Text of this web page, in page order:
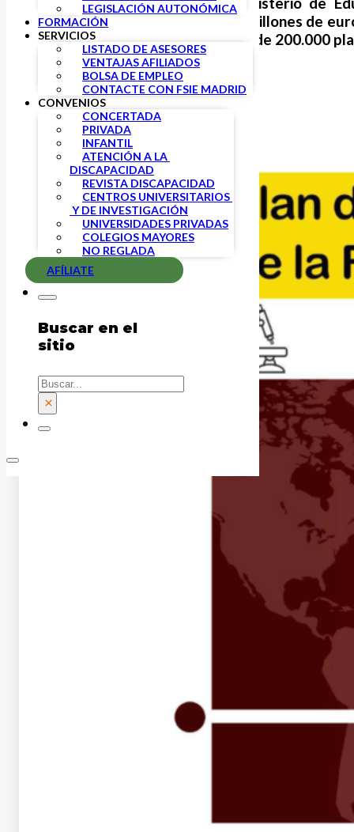
LEGISLACIÓN AUTONÓMICA
FORMACIÓN
SERVICIOS
LISTADO DE ASESORES
VENTAJAS AFILIADOS
BOLSA DE EMPLEO
CONTACTE CON FSIE MADRID
CONVENIOS
CONCERTADA
PRIVADA
INFANTIL
ATENCIÓN A LA
DISCAPACIDAD
REVISTA DISCAPACIDAD
CENTROS UNIVERSITARIOS
Y DE INVESTIGACIÓN
UNIVERSIDADES PRIVADAS
COLEGIOS MAYORES
NO REGLADA
AFÍLIATE
Buscar en el
sitio
Buscar
×
Profesional”, dotado de 1500 millones de
que, además, prevé la creación de 200.000